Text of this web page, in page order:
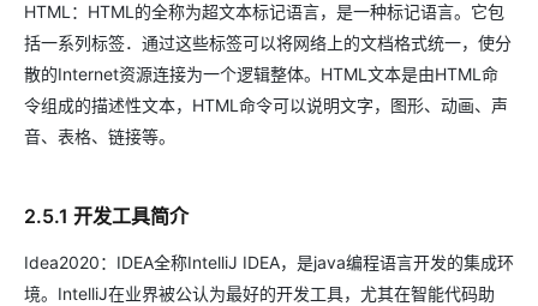
HTML：HTML的全称为超文本标记语言，是一种标记语言。它包
括一系列标签．通过这些标签可以将网络上的文档格式统一，使分
散的Internet资源连接为一个逻辑整体。HTML文本是由HTML命
令组成的描述性文本，HTML命令可以说明文字，图形、动画、声
音、表格、链接等。
2.5.1 开发工具简介
Idea2020：IDEA全称IntelliJ IDEA，是java编程语言开发的集成环
境。IntelliJ在业界被公认为最好的开发工具，尤其在智能代码助